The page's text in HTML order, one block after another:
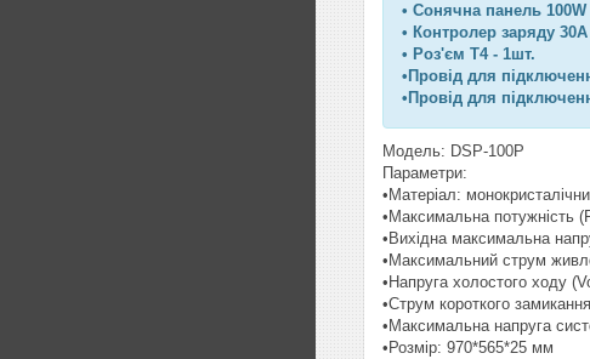
• Сонячна панель 100W
• Контролер заряду
• Роз'єм Т4 - 1шт.
•Провід для
•Провід для
Модель: DSP-100P
Параметри:
•Матеріал:
•Максимальна потужність
•Вихідна максимальна
•Максимальний струм
•Напруга холостого ходу
•Струм короткого
•Максимальна напруга
•Розмір: 970*565*25 мм